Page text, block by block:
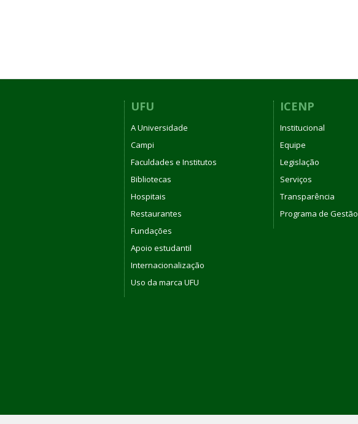
UFU
A Universidade
Campi
Faculdades e Institutos
Bibliotecas
Hospitais
Restaurantes
Fundações
Apoio estudantil
Internacionalização
Uso da marca UFU
ICENP
Institucional
Equipe
Legislação
Serviços
Transparência
Programa de Gestão